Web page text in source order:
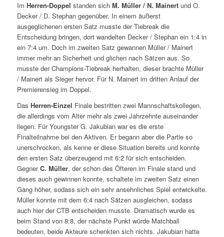
Im Herren-Doppel standen sichM. Müller / N. Mainertund O.
Decker / D. Stephan gegenüber. In einem äußerst
ausgeglichenen ersten Satz musste der Tiebreak die
Entscheidung bringen, dort wandelten Decker / Stephan ein 1:4 in
ein 7:4 um. Doch im zweiten Satz gewannen Müller / Mainert
immer mehr an Sicherheit und glichen nach Sätzen aus. So
musste der Champions-Tiebreak herhalten, dieser brachte Müller
/ Mainert als Sieger hervor. Für N. Mainert im dritten Anlauf der
Premierensieg im Doppel.
Das Herren-Einzel Finale bestritten zwei Mannschaftskollegen,
die allerdings vom Alter mehr als zwei Jahrzehnte auseinander
liegen. Für Youngster G. Jakubian war es die erste
Finalteilnahme bei den Aktiven. Er begann aber die Partie so
unerschrocken, als kenne er diese Situation bereits und konnte
den ersten Satz überzeugend mit 6:2 für sich entscheiden.
GegnerC. Müller, der schon des Öfteren im Finale stand und
dieses auch gewinnen konnte, schaltete im zweiten Satz einen
Gang höher, sodass sich ein sehr ansehnliches Spiel entwickelte.
Müller konnte mit dem 6:4 nach Sätzen ausgleichen, sodass
auch hier der CTB entscheiden musste. Dramatisch wurde es
beim Stand von 8:8, der nächste Punkt würde Matchball
bedeuten, beide Akteure schenkten sich nichts. Jakubian hatte